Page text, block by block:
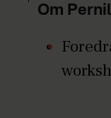
Om